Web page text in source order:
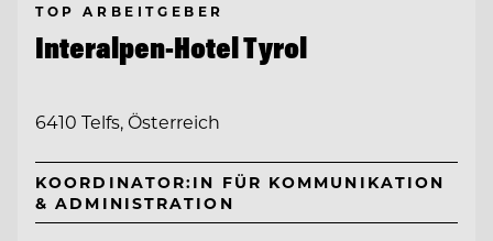
TOP ARBEITGEBER
Interalpen-Hotel Tyrol
6410 Telfs, Österreich
KOORDINATOR:IN FÜR KOMMUNIKATION
& ADMINISTRATION